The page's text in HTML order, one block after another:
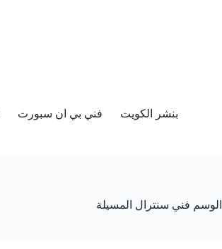
بنشر الكويت فني بي ان سبورت
الوسم فني سنترال المسيلة